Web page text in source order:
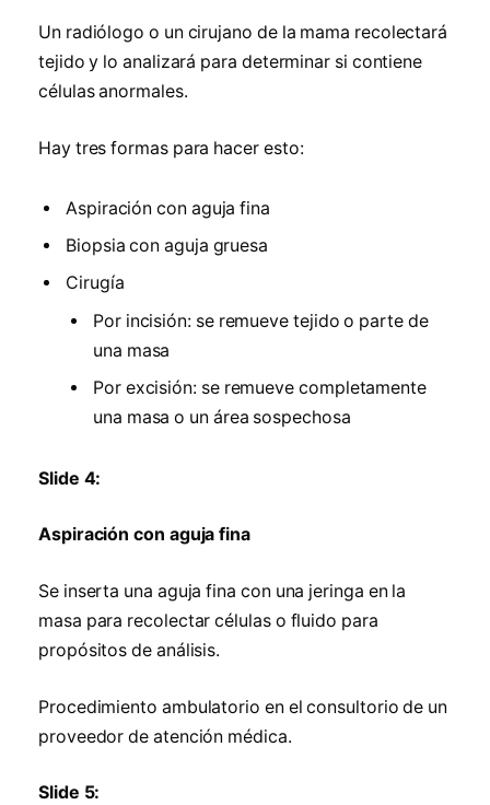
Un radiólogo o un cirujano de la mama recolectará
tejido y lo analizará para determinar si contiene
células anormales.
Hay tres formas para hacer esto:
Aspiración con aguja fina
Biopsia con aguja gruesa
Cirugía
Por incisión: se remueve tejido o parte de
una masa
Por excisión: se remueve completamente
una masa o un área sospechosa
Slide 4:
Aspiración con aguja fina
Se inserta una aguja fina con una jeringa en la
masa para recolectar células o fluido para
propósitos de análisis.
Procedimiento ambulatorio en el consultorio de un
proveedor de atención médica.
Slide 5: